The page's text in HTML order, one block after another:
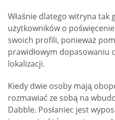
Właśnie dlatego witryna tak
użytkowników o
swoich profili, ponieważ
prawidłowym dopasowaniu
lokalizacji.
Kiedy dwie osoby mają
rozmawiać ze sobą na
Dabble. Posłaniec jest